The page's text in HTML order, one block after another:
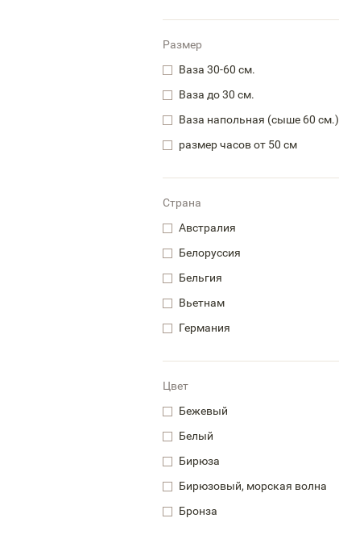
Размер
Ваза 30-60 см.
Ваза до 30 см.
Ваза напольная (сыше 60 см.)
размер часов от 50 см
Страна
Австралия
Белоруссия
Бельгия
Вьетнам
Германия
Цвет
Бежевый
Белый
Бирюза
Бирюзовый, морская волна
Бронза